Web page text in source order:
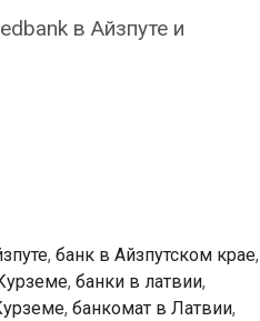
в Айзпуте и
, банк в Айзпутском крае,
, банки в латвии,
, банкомат в Латвии,